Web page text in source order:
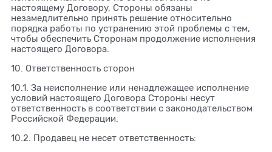
настоящему Договору, Стороны обязаны
незамедлительно принять решение относительно
порядка работы по устранению этой проблемы с тем,
чтобы обеспечить Сторонам продолжение исполнения
настоящего Договора.
10. Ответственность сторон
10.1. За неисполнение или ненадлежащее исполнение
условий настоящего Договора Стороны несут
ответственность в соответствии с законодательством
Российской Федерации.
10.2. Продавец не несет ответственность: